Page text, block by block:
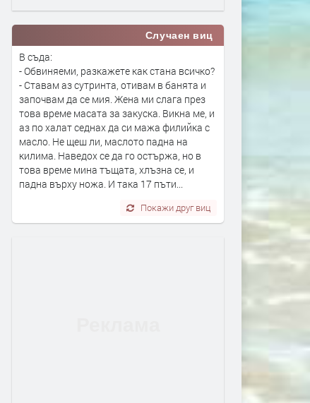
Случаен виц
В съда:
- Обвиняеми, разкажете как стана всичко?
- Ставам аз сутринта, отивам в банята и
започвам да се мия. Жена ми слага през
това време масата за закуска. Викна ме, и
аз по халат седнах да си мажа филийка с
масло. Не щеш ли, маслото падна на
килима. Наведох се да го остържа, но в
това време мина тъщата, хлъзна се, и
падна върху ножа. И така 17 пъти...
Покажи друг виц